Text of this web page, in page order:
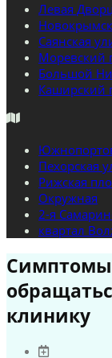
Левая
Саянская
Моревский
Большой
Каширский
Пехорская
Рижская
Окружная
2-я
квартал
клинику